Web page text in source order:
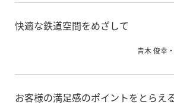
快適な鉄道空間をめざして
青木 俊幸
お客様の満足感のポイントをとらえ